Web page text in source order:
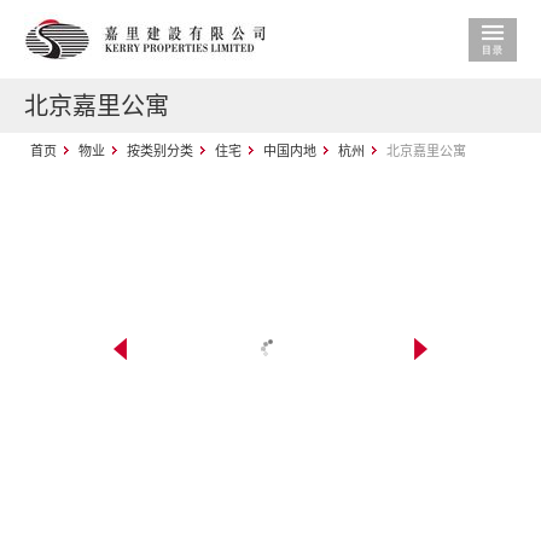
北京嘉里公寓
首页 物业 按类别分类 住宅 中国内地 杭州 北京嘉里公寓